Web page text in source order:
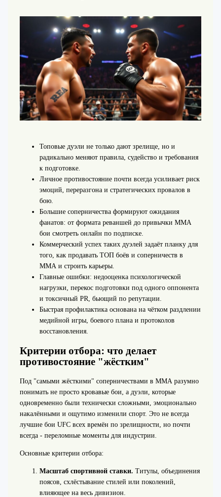
Топовые дуэли не только дают зрелище, но и
радикально меняют правила, судейство и требования
к подготовке.
Личное противостояние почти всегда усиливает риск
эмоций, переразгона и стратегических провалов в
бою.
Большие соперничества формируют ожидания
фанатов: от формата реваншей до привычки ММА
бои смотреть онлайн по подписке.
Коммерческий успех таких дуэлей задаёт планку для
того, как продавать ТОП боёв и соперничеств в
ММА и строить карьеры.
Главные ошибки: недооценка психологической
нагрузки, перекос подготовки под одного оппонента
и токсичный PR, бьющий по репутации.
Быстрая профилактика основана на чётком раздлении
медийной игры, боевого плана и протоколов
восстановления.
Критерии отбора: что делает
противостояние "жёстким"
Под "самыми жёсткими" соперничествами в ММА разумно
понимать не просто кровавые бои, а дуэли, которые
одновременно были технически сложными, эмоционально
накалёнными и ощутимо изменили спорт. Это не всегда
лучшие бои UFC всех времён по зрелищности, но почти
всегда - переломные моменты для индустрии.
Основные критерии отбора:
Масштаб спортивной ставки. Титулы, объединения
поясов, схлёстывание стилей или поколений,
влияющее на весь дивизион.